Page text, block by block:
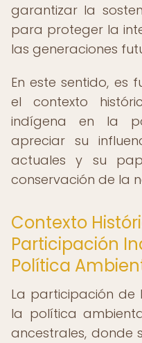
garantizar la
para proteger la
las generaciones
En este sentido, es
el contexto
indígena en la
apreciar su
actuales y su
conservación de la
Contexto
Participación
Política
La participación de
la política
ancestrales, donde